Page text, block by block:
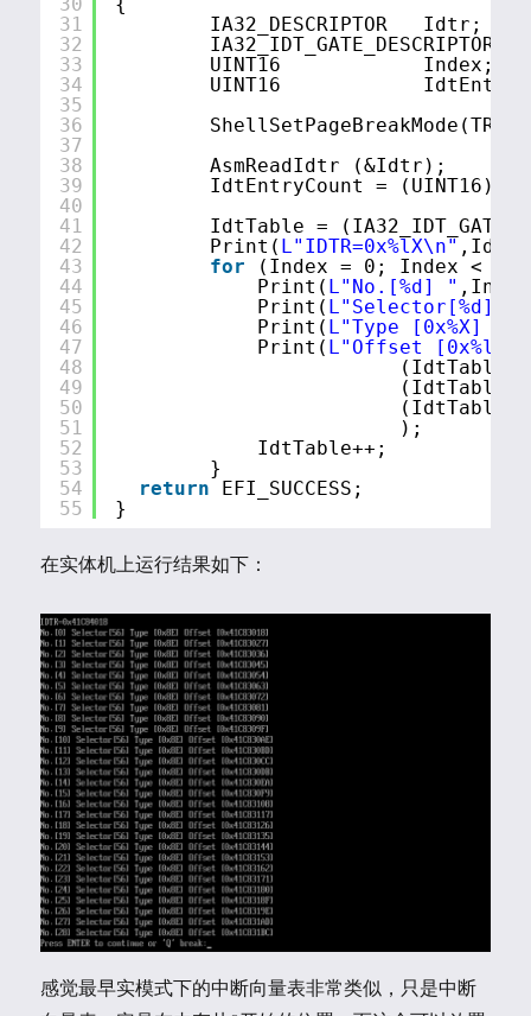
31
32
33
34
35
36
37
38
39
40
41
42
43
44
45
46
47
48
49
50
51
52
53
54
55
IA32_DESCRIPTOR   Idtr;
UINT16            Index;
UINT16
AsmReadIdtr (&Idtr);
IdtEntryCount =
IdtTable =
Print( L"IDTR=0x%lX\n"
for
(Index = 0; Index <
Print( L"No.[%d] "
Print( L"Selector[%d] "
Print( L"Type [0x%X] "
Print( L"Offset
(IdtTable-
(IdtTable-
(IdtTable-
);
IdtTable++;
}
return
EFI_SUCCESS;
}
在实体机上运行结果如下：
感觉最早实模式下的中断向量表非常类似，只是中断